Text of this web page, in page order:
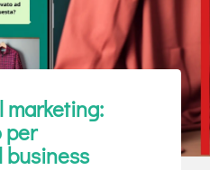
marketing:
per
business